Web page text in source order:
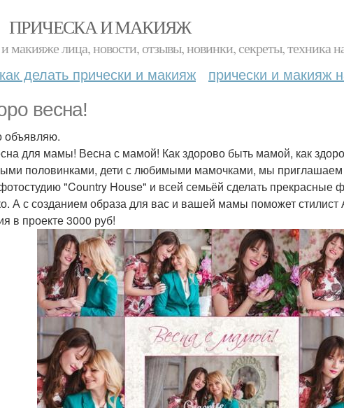
ПРИЧЕСКА И МАКИЯЖ
макияже лица, новости, отзывы, новинки, секреты, техника
как делать прически и макияж прически и макияж
весна!
объявляю.
для мамы! Весна с мамой! Как здорово быть мамой, как
половинками, дети с любимыми мамочками, мы приглашаем
"Country House" и всей семьёй сделать прекрасные
А с созданием образа для вас и вашей мамы поможет стилист
в проекте 3000 руб!